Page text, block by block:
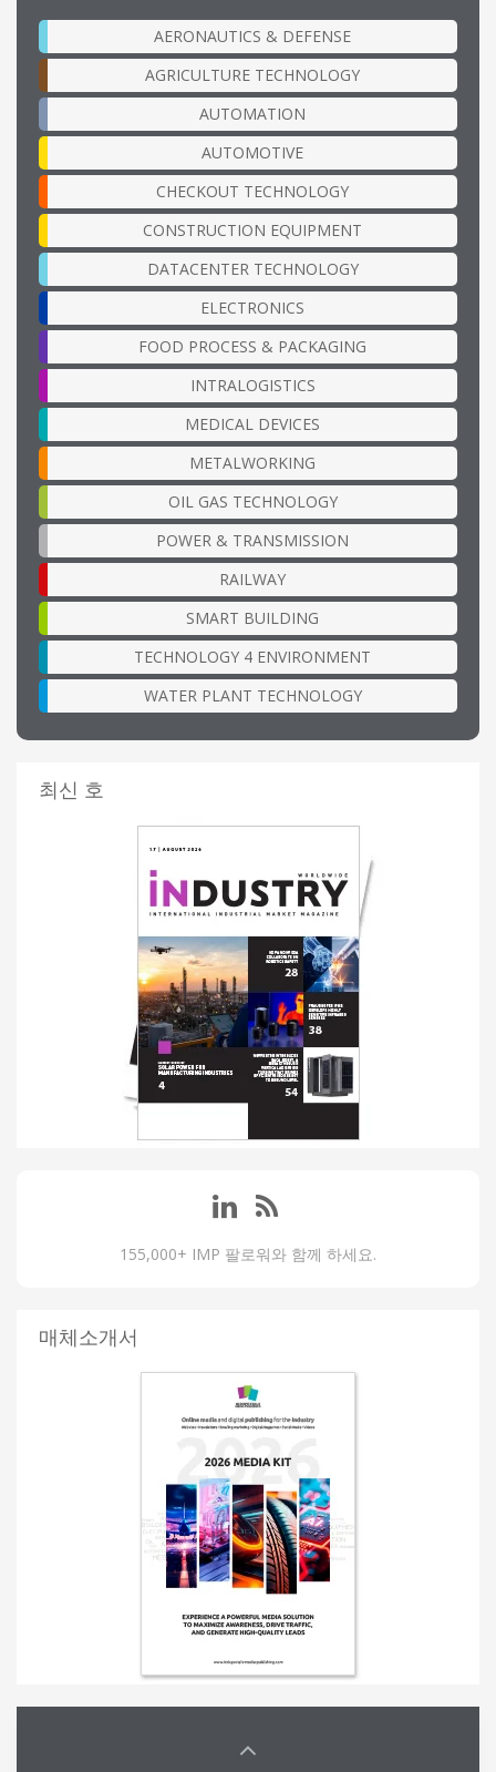
AERONAUTICS & DEFENSE
AGRICULTURE TECHNOLOGY
AUTOMATION
AUTOMOTIVE
CHECKOUT TECHNOLOGY
CONSTRUCTION EQUIPMENT
DATACENTER TECHNOLOGY
ELECTRONICS
FOOD PROCESS & PACKAGING
INTRALOGISTICS
MEDICAL DEVICES
METALWORKING
OIL GAS TECHNOLOGY
POWER & TRANSMISSION
RAILWAY
SMART BUILDING
TECHNOLOGY 4 ENVIRONMENT
WATER PLANT TECHNOLOGY
최신 호
155,000+ IMP 팔로워와 함께 하세요.
매체소개서